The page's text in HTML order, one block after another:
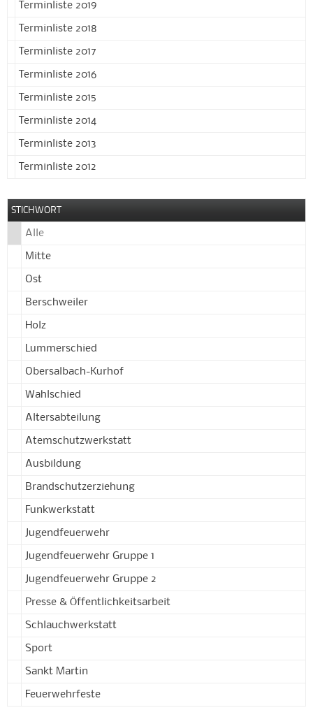
Terminliste 2019
Terminliste 2018
Terminliste 2017
Terminliste 2016
Terminliste 2015
Terminliste 2014
Terminliste 2013
Terminliste 2012
STICHWORT
Alle
Mitte
Ost
Berschweiler
Holz
Lummerschied
Obersalbach-Kurhof
Wahlschied
Altersabteilung
Atemschutzwerkstatt
Ausbildung
Brandschutzerziehung
Funkwerkstatt
Jugendfeuerwehr
Jugendfeuerwehr Gruppe 1
Jugendfeuerwehr Gruppe 2
Presse & Öffentlichkeitsarbeit
Schlauchwerkstatt
Sport
Sankt Martin
Feuerwehrfeste